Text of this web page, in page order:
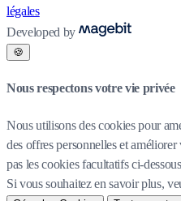
légales
Developed by
🍪
Nous respectons votre vie privée
Nous utilisons des cookies pour
des offres personnelles et
pas les cookies facultatifs ci-
Si vous souhaitez en savoir plus,